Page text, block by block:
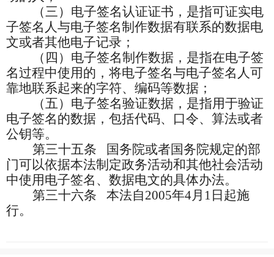
（三）电子签名认证证书，是指可证实电
子签名人与电子签名制作数据有联系的数据电
文或者其他电子记录；
（四）电子签名制作数据，是指在电子签
名过程中使用的，将电子签名与电子签名人可
靠地联系起来的字符、编码等数据；
（五）电子签名验证数据，是指用于验证
电子签名的数据，包括代码、口令、算法或者
公钥等。
第三十五条
国务院或者国务院规定的部
门可以依据本法制定政务活动和其他社会活动
中使用电子签名、数据电文的具体办法。
第三十六条
本法自2005年4月 1 日起施
行。